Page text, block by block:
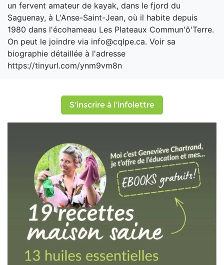
un fervent amateur de kayak, dans le fjord du
Saguenay, à L'Anse-Saint-Jean, où il habite depuis
1980 dans l'écohameau Les Plateaux Commun'ô'Terre.
On peut le joindre via info@cqlpe.ca. Voir sa
biographie détaillée à l'adresse
https://tinyurl.com/ynm9vm8n
S'inscrire à l'infolettre